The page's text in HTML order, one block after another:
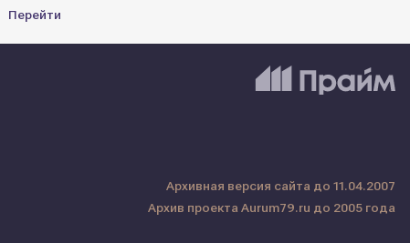
Перейти
Архивная версия сайта до 11.04.2007
Архив проекта Aurum79.ru до 2005 года